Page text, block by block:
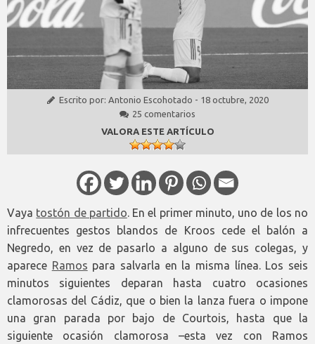
Escrito por: Antonio Escohotado - 18 octubre, 2020
25 comentarios
VALORA ESTE ARTÍCULO
Vaya tostón de partido. En el primer minuto, uno de los no
infrecuentes gestos blandos de Kroos cede el balón a
Negredo, en vez de pasarlo a alguno de sus colegas, y
aparece Ramos para salvarla en la misma línea. Los seis
minutos siguientes deparan hasta cuatro ocasiones
clamorosas del Cádiz, que o bien la lanza fuera o impone
una gran parada por bajo de Courtois, hasta que la
siguiente ocasión clamorosa –esta vez con Ramos